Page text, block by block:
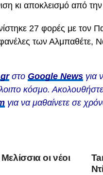
κι αποκλεισμό από
27 φορές με τον
των Αλμπαθέτε,
στο Google News για
κόσμο.
για να μαθαίνετε σε
οι νέοι